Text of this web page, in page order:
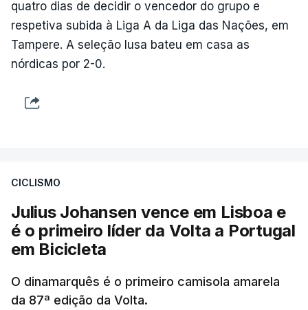
quatro dias de decidir o vencedor do grupo e
respetiva subida à Liga A da Liga das Nações, em
Tampere. A seleção lusa bateu em casa as
nórdicas por 2-0.
CICLISMO
Julius Johansen vence em Lisboa e
é o primeiro líder da Volta a Portugal
em Bicicleta
O dinamarquês é o primeiro camisola amarela
da 87ª edição da Volta.